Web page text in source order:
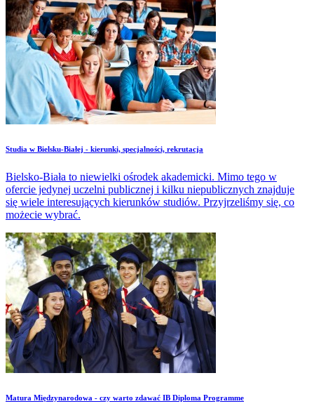
Studia w Bielsku-Białej - kierunki, specjalności, rekrutacja
Bielsko-Biała to niewielki ośrodek akademicki. Mimo tego w
ofercie jedynej uczelni publicznej i kilku niepublicznych znajduje
się wiele interesujących kierunków studiów. Przyjrzeliśmy się, co
możecie wybrać.
Matura Międzynarodowa - czy warto zdawać IB Diploma Programme